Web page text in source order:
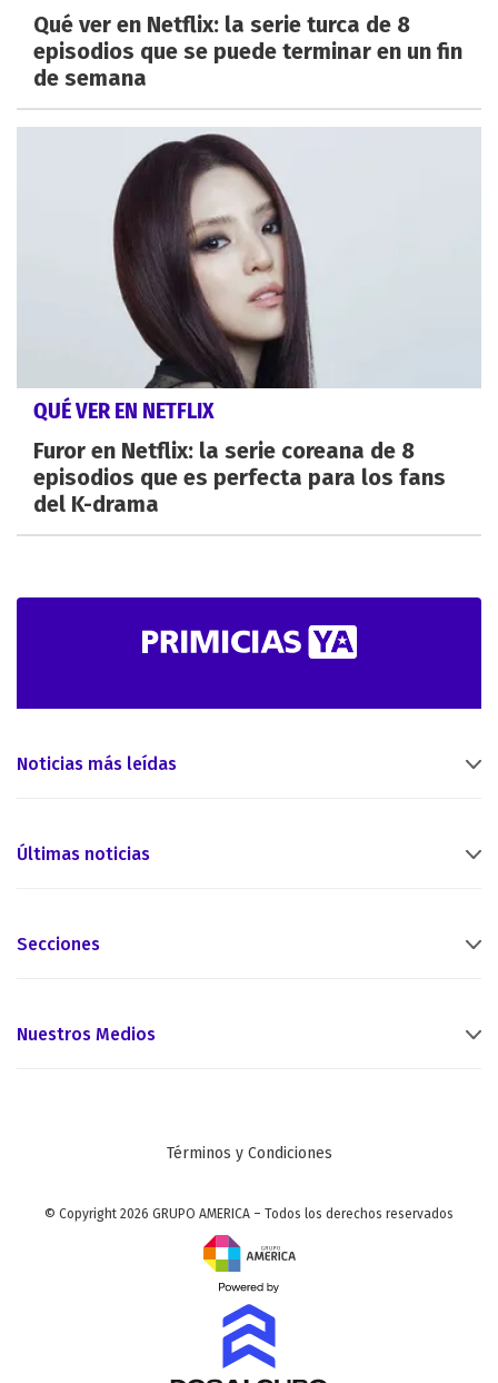
Qué ver en Netflix: la serie turca de 8
episodios que se puede terminar en un fin
de semana
QUÉ VER EN NETFLIX
Furor en Netflix: la serie coreana de 8
episodios que es perfecta para los fans
del K-drama
Noticias más leídas
Últimas noticias
Secciones
Nuestros Medios
Términos y Condiciones
© Copyright 2026 GRUPO AMERICA – Todos los derechos reservados